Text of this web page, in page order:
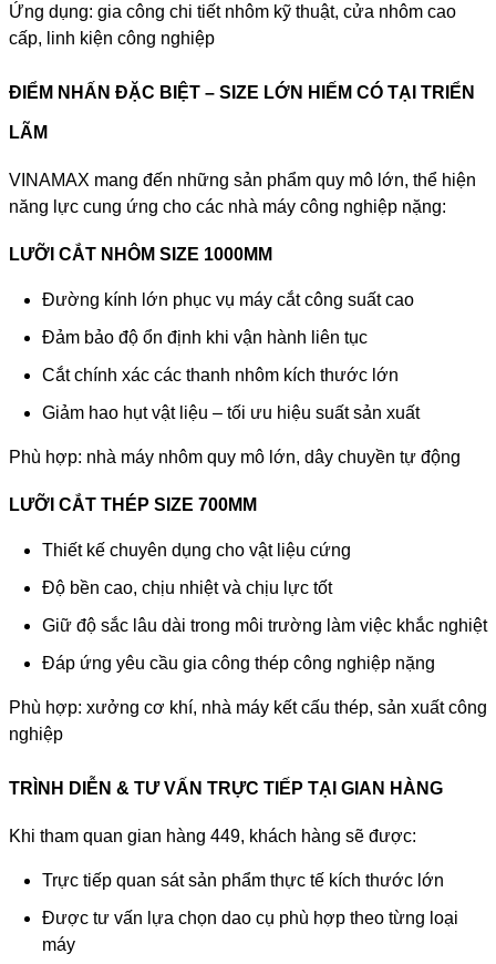
Ứng dụng: gia công chi tiết nhôm kỹ thuật, cửa nhôm cao
cấp, linh kiện công nghiệp
ĐIỂM NHẤN ĐẶC BIỆT – SIZE LỚN HIẾM CÓ TẠI TRIỂN
LÃM
VINAMAX mang đến những sản phẩm quy mô lớn, thể hiện
năng lực cung ứng cho các nhà máy công nghiệp nặng:
LƯỠI CẮT NHÔM SIZE 1000MM
Đường kính lớn phục vụ máy cắt công suất cao
Đảm bảo độ ổn định khi vận hành liên tục
Cắt chính xác các thanh nhôm kích thước lớn
Giảm hao hụt vật liệu – tối ưu hiệu suất sản xuất
Phù hợp: nhà máy nhôm quy mô lớn, dây chuyền tự động
LƯỠI CẮT THÉP SIZE 700MM
Thiết kế chuyên dụng cho vật liệu cứng
Độ bền cao, chịu nhiệt và chịu lực tốt
Giữ độ sắc lâu dài trong môi trường làm việc khắc nghiệt
Đáp ứng yêu cầu gia công thép công nghiệp nặng
Phù hợp: xưởng cơ khí, nhà máy kết cấu thép, sản xuất công
nghiệp
TRÌNH DIỄN & TƯ VẤN TRỰC TIẾP TẠI GIAN HÀNG
Khi tham quan gian hàng 449, khách hàng sẽ được:
Trực tiếp quan sát sản phẩm thực tế kích thước lớn
Được tư vấn lựa chọn dao cụ phù hợp theo từng loại
máy